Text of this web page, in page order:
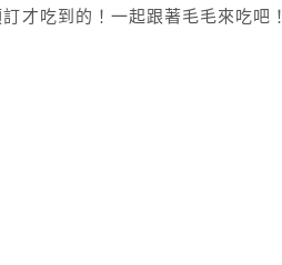
才吃到的！一起跟著毛毛來吃吧！